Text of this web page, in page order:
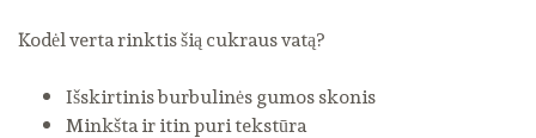
Kodėl verta rinktis šią cukraus vatą?
Išskirtinis burbulinės gumos skonis
Minkšta ir itin puri tekstūra